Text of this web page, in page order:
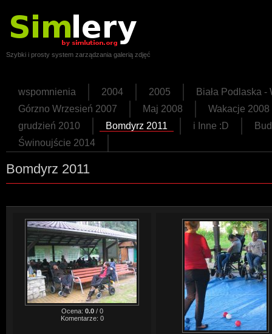
Szybki i prosty system zarządzania galerią zdjęć
wspomnienia 2004 2005
Biała Podlaska
Górzno Wrzesień 2007
Maj 2008
Wakacje 2008
grudzień 2010
Bomdyrz 2011 i Inne :D
Świnoujście 2014
Bomdyrz 2011
Ocena: 0.0/ 0
Komentarze: 0